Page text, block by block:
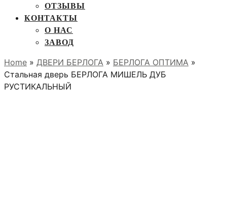
ОТЗЫВЫ
КОНТАКТЫ
О НАС
ЗАВОД
Home » ДВЕРИ БЕРЛОГА » БЕРЛОГА ОПТИМА »
Стальная дверь БЕРЛОГА МИШЕЛЬ ДУБ
РУСТИКАЛЬНЫЙ